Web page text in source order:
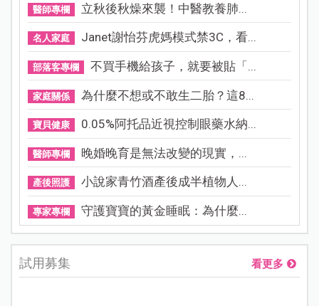
醫師專欄 立秋後秋燥來襲！中醫教養肺...
名人家庭 Janet謝怡芬虎媽模式禁3C，看...
部落客專欄 不買手機給孩子，就要被貼「...
家庭關係 為什麼不想或不敢生二胎？這8...
寶貝健康 0.05%阿托品近視控制眼藥水納...
醫師專欄 晚婚晚育是無法改變的現實，...
產後照護 小說家青竹酒產後成半植物人...
專家專欄 守護寶寶的黃金睡眠：為什麼...
試用募集 看更多